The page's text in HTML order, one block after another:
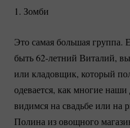
1. Зомби
Это самая большая группа.
быть62-летний Виталий,
или кладовщик, который
одевается, как многие
видимся на свадьбе или на
Полина из овощного